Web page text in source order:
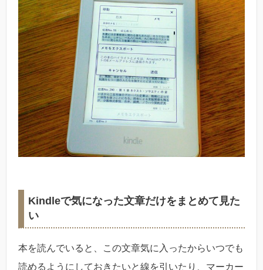
Kindleで気になった文章だけをまとめて見た
い
本を読んでいると、この文章気に入ったからいつでも
読めるようにしておきたいと線を引いたり、マーカー